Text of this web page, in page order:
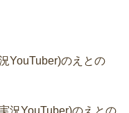
YouTuber)のえとの
況YouTuber)のえとの